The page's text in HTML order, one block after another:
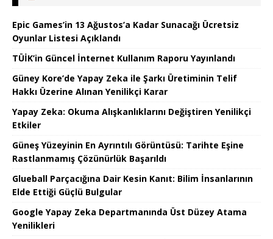
Epic Games’in 13 Ağustos’a Kadar Sunacağı Ücretsiz
Oyunlar Listesi Açıklandı
TÜİK’in Güncel İnternet Kullanım Raporu Yayınlandı
Güney Kore’de Yapay Zeka ile Şarkı Üretiminin Telif
Hakkı Üzerine Alınan Yenilikçi Karar
Yapay Zeka: Okuma Alışkanlıklarını Değiştiren Yenilikçi
Etkiler
Güneş Yüzeyinin En Ayrıntılı Görüntüsü: Tarihte Eşine
Rastlanmamış Çözünürlük Başarıldı
Glueball Parçacığına Dair Kesin Kanıt: Bilim İnsanlarının
Elde Ettiği Güçlü Bulgular
Google Yapay Zeka Departmanında Üst Düzey Atama
Yenilikleri